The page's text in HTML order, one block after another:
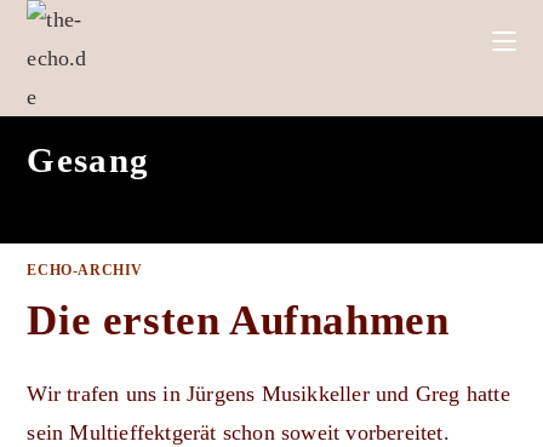
Zum
Gesang
ECHO-ARCHIV
Die ersten Aufnahmen
Wir trafen uns in Jürgens Musikkeller und Greg hatte
sein Multieffektgerät schon soweit vorbereitet.